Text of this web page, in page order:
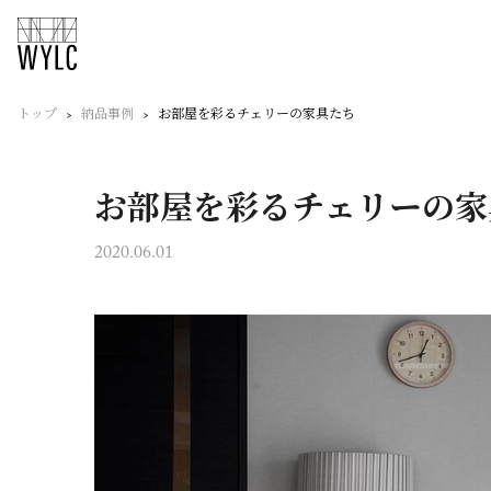
トップ 納品事例 お部屋を彩るチェリーの家具たち
お部屋を彩るチェリーの
2020.06.01